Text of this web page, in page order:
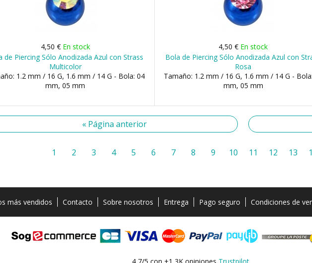
4,50 € En stock
de Piercing Sólo Anodizada Azul con Strass
Multicolor
1.2 mm / 16 G, 1.6 mm / 14 G - Bola: 04
mm, 05 mm
4,50 € En stock
Bola de Piercing Sólo Anodizada Azul con
Rosa
Tamaño: 1.2 mm / 16 G, 1.6 mm / 14 G -
mm, 05 mm
« Página anterior
1 2 3 4 5 6 7 8 9 10 11 12 13
más vendidos Contacto Sobre nosotros Entrega Pago seguro Condiciones de